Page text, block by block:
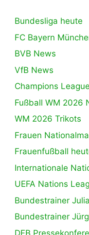
Bundesliga heute
FC Bayern
BVB News
VfB News
Champions
Fußball WM 2026
WM 2026 Trikots
Frauen
Frauenfußball
Internationale
UEFA Nations
Bundestrainer
Bundestrainer
DFB